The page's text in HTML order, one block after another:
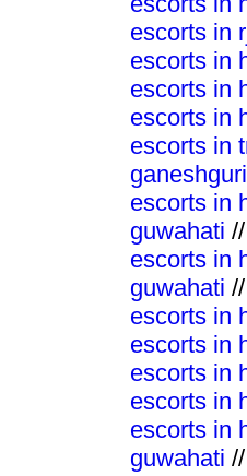
escorts in
escorts in
escorts in
escorts in
escorts in
escorts in
guwahati //
escorts in
guwahati //
escorts in
escorts in
escorts in
escorts in
escorts in
guwahati //